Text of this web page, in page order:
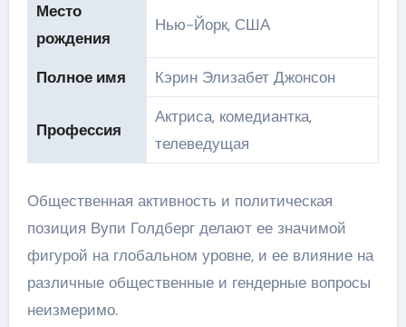
Место
рождения
Нью-Йорк, США
Полное имя Кэрин Элизабет Джонсон
Профессия
Актриса, комедиантка,
телеведущая
Общественная активность и политическая
позиция Вупи Голдберг делают ее значимой
фигурой на глобальном уровне, и ее влияние на
различные общественные и гендерные вопросы
неизмеримо.